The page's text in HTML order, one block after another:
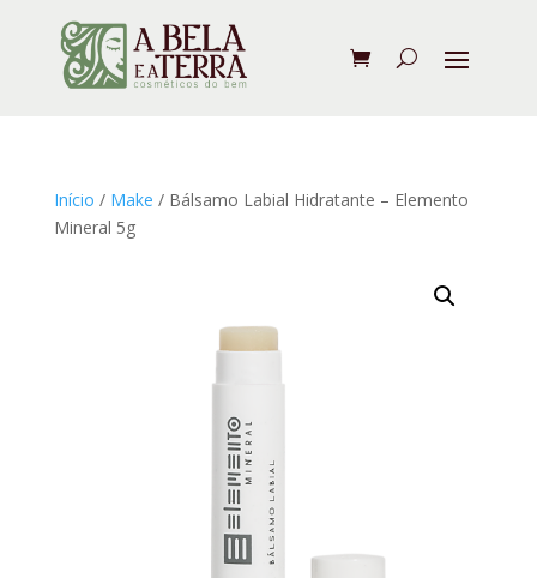
Início / Make / Bálsamo Labial Hidratante – Elemento
Mineral 5g